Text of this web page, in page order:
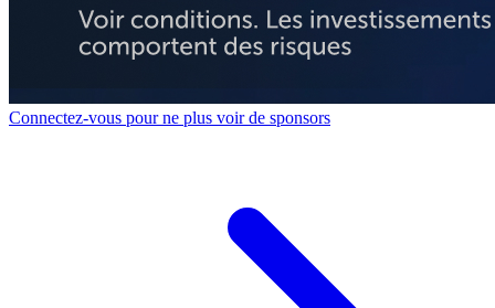
Connectez-vous pour ne plus voir de sponsors